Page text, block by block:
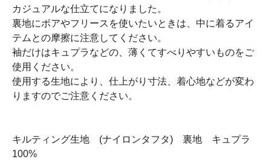
カジュアルな仕立てになりました。
裏地にボアやフリースを使いたいときは、中に着るアイ
テムとの摩擦に注意してください。
袖だけはキュプラなどの、薄くてすべりやすいものをご
使用ください。
使用する生地により、仕上がり寸法、着心地などが変わ
りますのでご注意ください。
キルティング生地 (ナイロンタフタ) 裏地 キュプラ
100%